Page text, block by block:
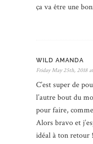
ça va être une
WILD AMANDA
Friday May 25th, 2018
C’est super de
l’autre bout du
pour faire,
Alors bravo et
idéal à ton retour !